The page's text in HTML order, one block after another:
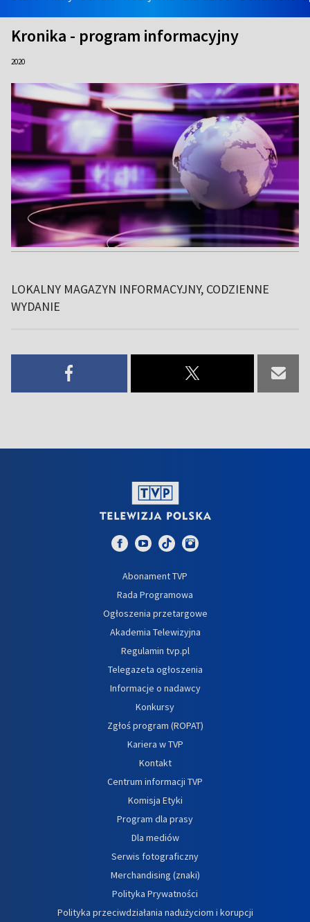
Kronika - program informacyjny
2020
LOKALNY MAGAZYN INFORMACYJNY, CODZIENNE
WYDANIE
Abonament TVP
Rada Programowa
Ogłoszenia przetargowe
Akademia Telewizyjna
Regulamin tvp.pl
Telegazeta ogłoszenia
Informacje o nadawcy
Konkursy
Zgłoś program (ROPAT)
Kariera w TVP
Kontakt
Centrum informacji TVP
Komisja Etyki
Program dla prasy
Dla mediów
Serwis fotograficzny
Merchandising (znaki)
Polityka Prywatności
Polityka przeciwdziałania nadużyciom i korupcji